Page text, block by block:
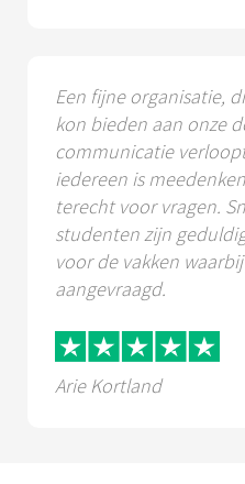
Een fijne organisatie,
kon bieden aan onze
communicatie
iedereen is
terecht voor vragen.
studenten zijn
voor de vakken
aangevraagd.
Arie Kortland